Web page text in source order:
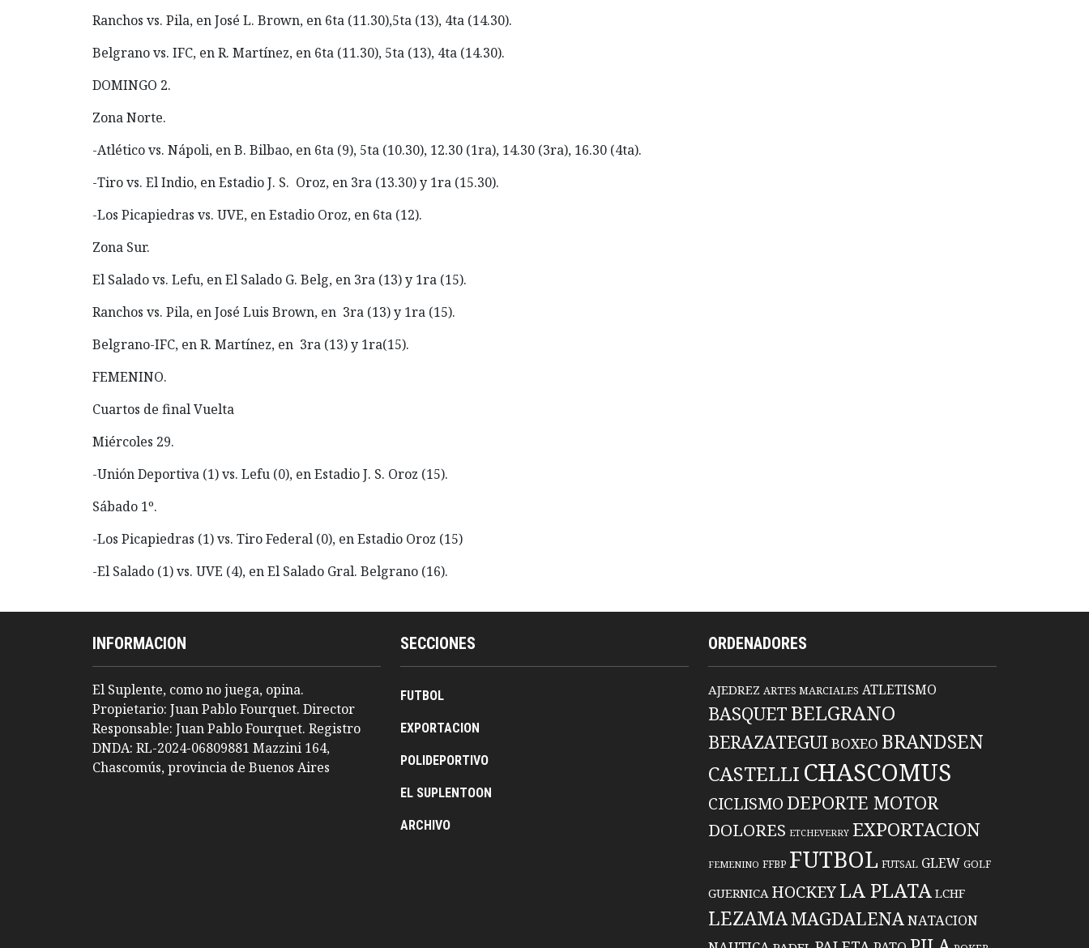
Ranchos vs. Pila, en José L. Brown, en 6ta (11.30),5ta (13), 4ta (14.30).
Belgrano vs. IFC, en R. Martínez, en 6ta (11.30), 5ta (13), 4ta (14.30).
DOMINGO 2.
Zona Norte.
-Atlético vs. Nápoli, en B. Bilbao, en 6ta (9), 5ta (10.30), 12.30 (1ra), 14.30 (3ra), 16.30 (4ta).
-Tiro vs. El Indio, en Estadio J. S. Oroz, en 3ra (13.30) y 1ra (15.30).
-Los Picapiedras vs. UVE, en Estadio Oroz, en 6ta (12).
Zona Sur.
El Salado vs. Lefu, en El Salado G. Belg, en 3ra (13) y 1ra (15).
Ranchos vs. Pila, en José Luis Brown, en 3ra (13) y 1ra (15).
Belgrano-IFC, en R. Martínez, en 3ra (13) y 1ra(15).
FEMENINO.
Cuartos de final Vuelta
Miércoles 29.
-Unión Deportiva (1) vs. Lefu (0), en Estadio J. S. Oroz (15).
Sábado 1º.
-Los Picapiedras (1) vs. Tiro Federal (0), en Estadio Oroz (15)
-El Salado (1) vs. UVE (4), en El Salado Gral. Belgrano (16).
INFORMACION
El Suplente, como no juega, opina.
Propietario: Juan Pablo Fourquet. Director
Responsable: Juan Pablo Fourquet. Registro
DNDA: RL-2024-06809881 Mazzini 164,
Chascomús, provincia de Buenos Aires
SECCIONES
FUTBOL
EXPORTACION
POLIDEPORTIVO
EL SUPLENTOON
ARCHIVO
ORDENADORES
AJEDREZ ARTES MARCIALES ATLETISMO
BASQUET BELGRANO
BERAZATEGUIBOXEO BRANDSEN
CASTELLI CHASCOMUS
CICLISMO DEPORTE MOTOR
DOLORES ETCHEVERRY EXPORTACION
FEMENINO FFBP FUTBOL FUTSAL GLEW GOLF
GUERNICA HOCKEYLA PLATA LCHF
LEZAMAMAGDALENANATACION